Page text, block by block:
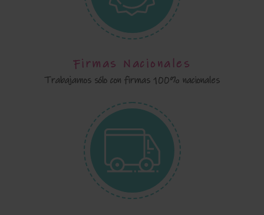
Firmas Nacionales
Trabajamos sólo con firmas 100% nacionales